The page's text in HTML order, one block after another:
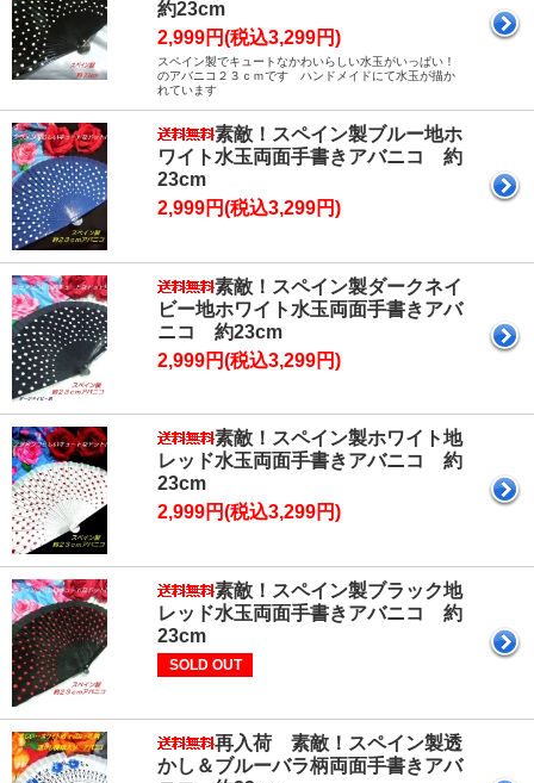
約23cm
2,999円(税込3,299円)
スペイン製でキュートなかわいらしい水玉がいっぱい！
のアバニコ２３ｃｍです ハンドメイドにて水玉が描か
れています
素敵！スペイン製ブルー地ホ
ワイト水玉両面手書きアバニコ 約
23cm
2,999円(税込3,299円)
素敵！スペイン製ダークネイ
ビー地ホワイト水玉両面手書きアバ
ニコ 約23cm
2,999円(税込3,299円)
素敵！スペイン製ホワイト地
レッド水玉両面手書きアバニコ 約
23cm
2,999円(税込3,299円)
素敵！スペイン製ブラック地
レッド水玉両面手書きアバニコ 約
23cm
SOLD OUT
再入荷 素敵！スペイン製透
かし＆ブルーバラ柄両面手書きアバ